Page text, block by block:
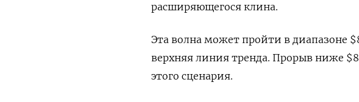
расширяющегося клина.
Эта волна может пройти в диапазоне
верхняя линия тренда. Прорыв ниже
этого сценария.